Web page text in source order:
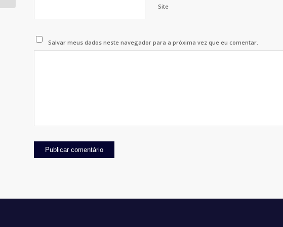
Site
Salvar meus dados neste navegador para a próxima vez que eu comentar.